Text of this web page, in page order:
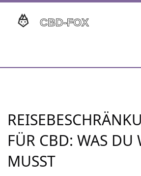
FÜR CBD: WAS DU
MUSST